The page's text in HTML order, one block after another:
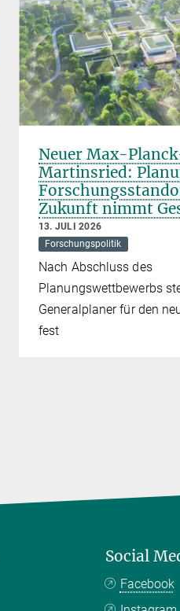
Neuer Max-
Martinsried:
Zukunft nimmt
13. JULI 2026
Forschungspolitik
Nach Abschluss des
Planungswettbewerbs
Generalplaner für den
fest
Social
Facebook